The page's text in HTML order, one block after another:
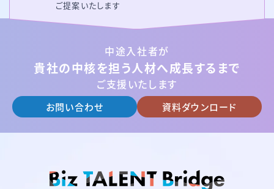
ご提案いたします
中途入社者が
貴社の中核を担う人材へ成長するまで
ご支援いたします
お問い合わせ 資料ダウンロード